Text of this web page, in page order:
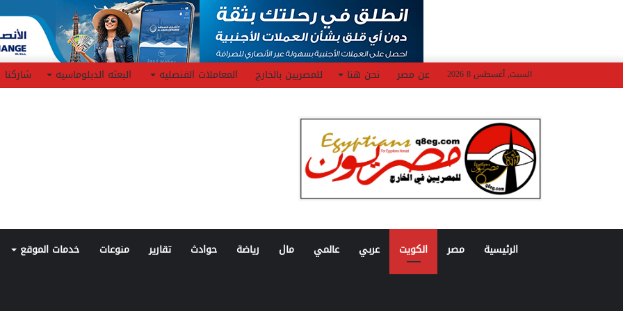
السبت, أغسطس 8 2026 عن مصر نحن هنا للمصريين بالخارج المعاملات القنصليه البعثه الدبلوماسيه شاركنا
الرئيسية مصر الكويت عربي عالمي مال رياضة حوادث تقارير منوعات خدمات الموقع